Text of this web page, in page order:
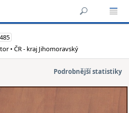
• ČR - kraj Jihomoravský
Podrobnější statistiky